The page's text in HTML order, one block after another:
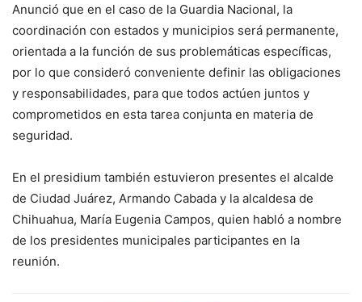
Anunció que en el caso de la Guardia Nacional, la
coordinación con estados y municipios será permanente,
orientada a la función de sus problemáticas específicas,
por lo que consideró conveniente definir las obligaciones
y responsabilidades, para que todos actúen juntos y
comprometidos en esta tarea conjunta en materia de
seguridad.
En el presidium también estuvieron presentes el alcalde
de Ciudad Juárez, Armando Cabada y la alcaldesa de
Chihuahua, María Eugenia Campos, quien habló a nombre
de los presidentes municipales participantes en la
reunión.